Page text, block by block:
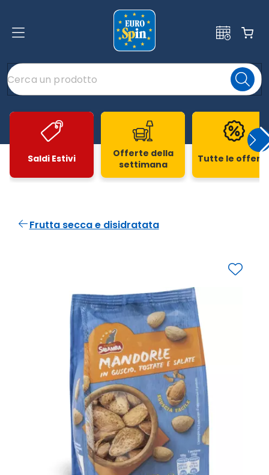
Saldi Estivi
Offerte della
settimana
Tutte le
Frutta secca e disidratata